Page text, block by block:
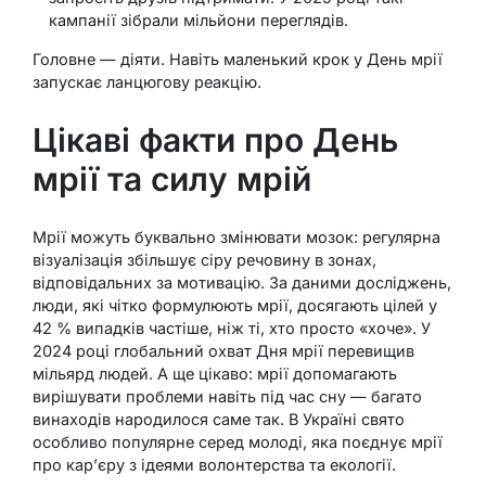
кампанії зібрали мільйони переглядів.
Головне — діяти. Навіть маленький крок у День мрії
запускає ланцюгову реакцію.
Цікаві факти про День
мрії та силу мрій
Мрії можуть буквально змінювати мозок: регулярна
візуалізація збільшує сіру речовину в зонах,
відповідальних за мотивацію. За даними досліджень,
люди, які чітко формулюють мрії, досягають цілей у
42 % випадків частіше, ніж ті, хто просто «хоче». У
2024 році глобальний охват Дня мрії перевищив
мільярд людей. А ще цікаво: мрії допомагають
вирішувати проблеми навіть під час сну — багато
винаходів народилося саме так. В Україні свято
особливо популярне серед молоді, яка поєднує мрії
про кар’єру з ідеями волонтерства та екології.